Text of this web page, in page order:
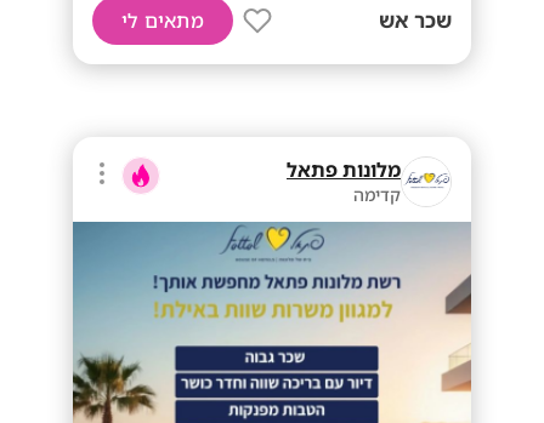
שכר אש מתאים לי
מלונות פתאל
קדימה